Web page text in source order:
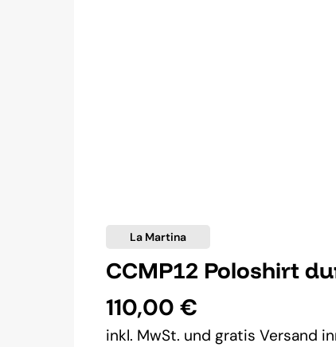
La Martina
CCMP12 Poloshirt
110,00 €
inkl. MwSt. und gratis Versand